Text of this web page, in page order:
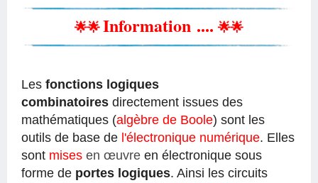
🌟🌟Information .... 🌟🌟
Les fonctions logiques
combinatoires directement issues des
mathématiques (algèbre de Boole) sont les
outils de base de l'électronique numérique. Elles
sont mises en œuvre en électronique sous
forme de portes logiques. Ainsi les circuits